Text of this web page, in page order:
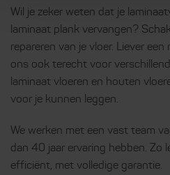
Wil je zeker weten dat je
laminaat plank vervangen?
repareren van je vloer. Liever
ons ook terecht voor
laminaat vloeren en houten
voor je kunnen leggen.
We werken met een vast team
dan 40 jaar ervaring hebben. Zo
efficiënt, met volledige garantie.